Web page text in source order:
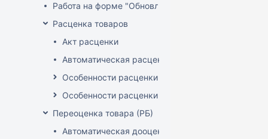
Работа на форме "Обновление розничных цен"
Расценка товаров
Акт расценки
Автоматическая расценка при проведении
Особенности расценки в РБ
Особенности расценки РФ
Переоценка товара (РБ)
Автоматическая дооценка товаров